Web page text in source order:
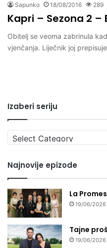
Sapunko 18/08/2016 289
Kapri – Sezona 2 –
Obitelj se veoma zabrinula
vjenčanja. Liječnik joj
Izaberi seriju
Izaberi
seriju
Najnovije epizode
La
19/06/2026
Tajne
19/06/2026